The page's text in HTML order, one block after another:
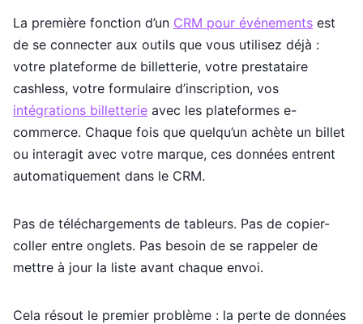
La première fonction d’un CRM pour événements est
de se connecter aux outils que vous utilisez déjà :
votre plateforme de billetterie, votre prestataire
cashless, votre formulaire d’inscription, vos
intégrations billetterie avec les plateformes e-
commerce. Chaque fois que quelqu’un achète un billet
ou interagit avec votre marque, ces données entrent
automatiquement dans le CRM.
Pas de téléchargements de tableurs. Pas de copier-
coller entre onglets. Pas besoin de se rappeler de
mettre à jour la liste avant chaque envoi.
Cela résout le premier problème : la perte de données